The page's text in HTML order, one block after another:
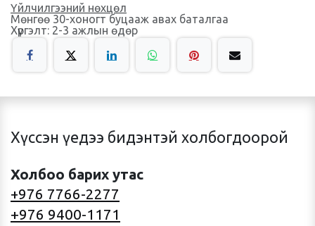
Үйлчилгээний нөхцөл
Мөнгөө 30-хоногт буцааж авах баталгаа
Хүргэлт: 2-3 ажлын өдөр
Хүссэн үедээ бидэнтэй холбогдоорой
Холбоо барих утас
+976 7766-2277
+976 9400-1171